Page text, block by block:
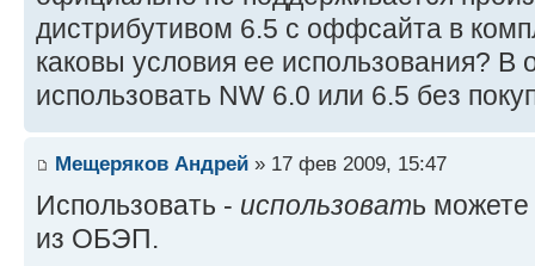
дистрибутивом 6.5 с оффсайта в
каковы условия ее использования? В
использовать NW 6.0 или 6.5 без
Мещеряков Андрей » 17 фев 2009, 15:47
Использовать - использовать можете
из ОБЭП.